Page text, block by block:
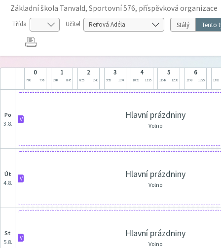
Základní škola Tanvald, Sportovní 576, příspěvková organizace
Třída Učitel Stálý Tento
0
7:00 7:45
1
8:00 8:45
2
8:55 9:40
3
9:55 10:40
4
10:50 11:35
5
11:45 12:30
6
12:40 13:25 13:00
po
3.8.
V Hlavní prázdniny
Volno
út
4.8.
V Hlavní prázdniny
Volno
st
5.8.
V Hlavní prázdniny
Volno